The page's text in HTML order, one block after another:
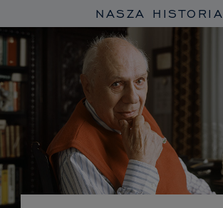
NASZA HISTORIA